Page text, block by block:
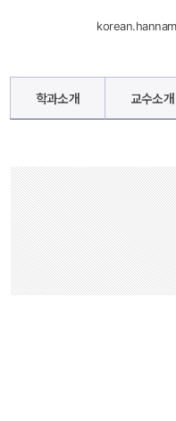
학과소개 교수소개